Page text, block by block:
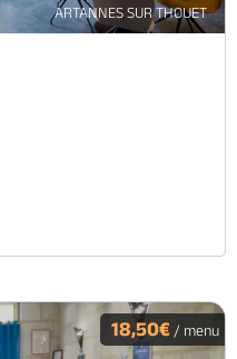
ARTANNES SUR THOUET
18,50€ / menu